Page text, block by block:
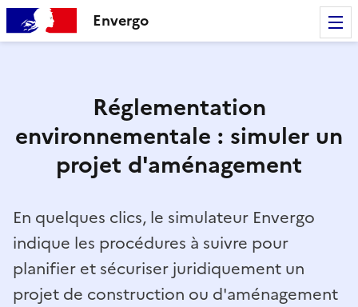
Envergo
Réglementation
environnementale : simuler un
projet d'aménagement
En quelques clics, le simulateur Envergo
indique les procédures à suivre pour
planifier et sécuriser juridiquement un
projet de construction ou d'aménagement